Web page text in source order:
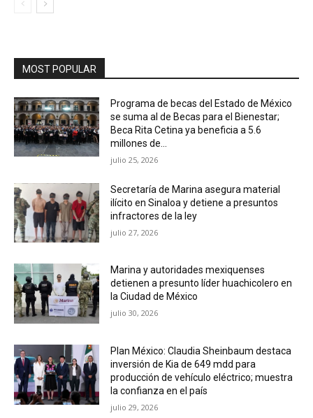
MOST POPULAR
Programa de becas del Estado de México
se suma al de Becas para el Bienestar;
Beca Rita Cetina ya beneficia a 5.6
millones de...
julio 25, 2026
Secretaría de Marina asegura material
ilícito en Sinaloa y detiene a presuntos
infractores de la ley
julio 27, 2026
Marina y autoridades mexiquenses
detienen a presunto líder huachicolero en
la Ciudad de México
julio 30, 2026
Plan México: Claudia Sheinbaum destaca
inversión de Kia de 649 mdd para
producción de vehículo eléctrico; muestra
la confianza en el país
julio 29, 2026